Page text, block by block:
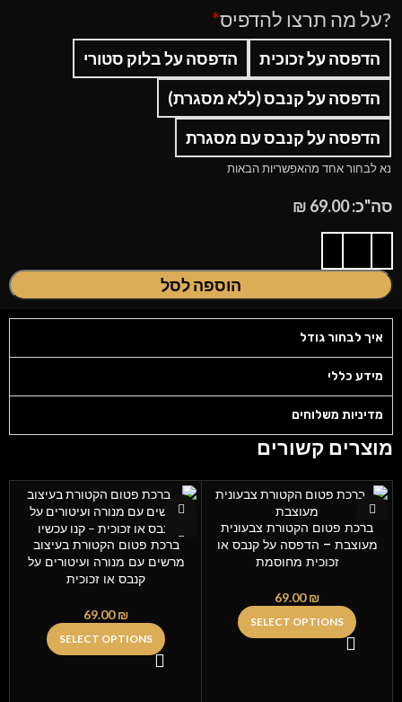
?על מה תרצו להדפיס*
הדפסה על זכוכית
הדפסה על בלוק סטורי
הדפסה על קנבס (ללא מסגרת)
הדפסה על קנבס עם מסגרת
נא לבחור אחד מהאפשריות הבאות
סה"כ:69.00
₪
הוספה לסל
איך לבחור גודל
מידע כללי
מדיניות משלוחים
מוצרים קשורים
ברכת פטום הקטורת צבעונית
מעוצבת – הדפסה על קנבס או
זכוכית מחוסמת
69.00₪
SELECT OPTIONS
ברכת פטום הקטורת בעיצוב
מרשים עם מנורה ועיטורים על
קנבס או זכוכית
69.00₪
SELECT OPTIONS